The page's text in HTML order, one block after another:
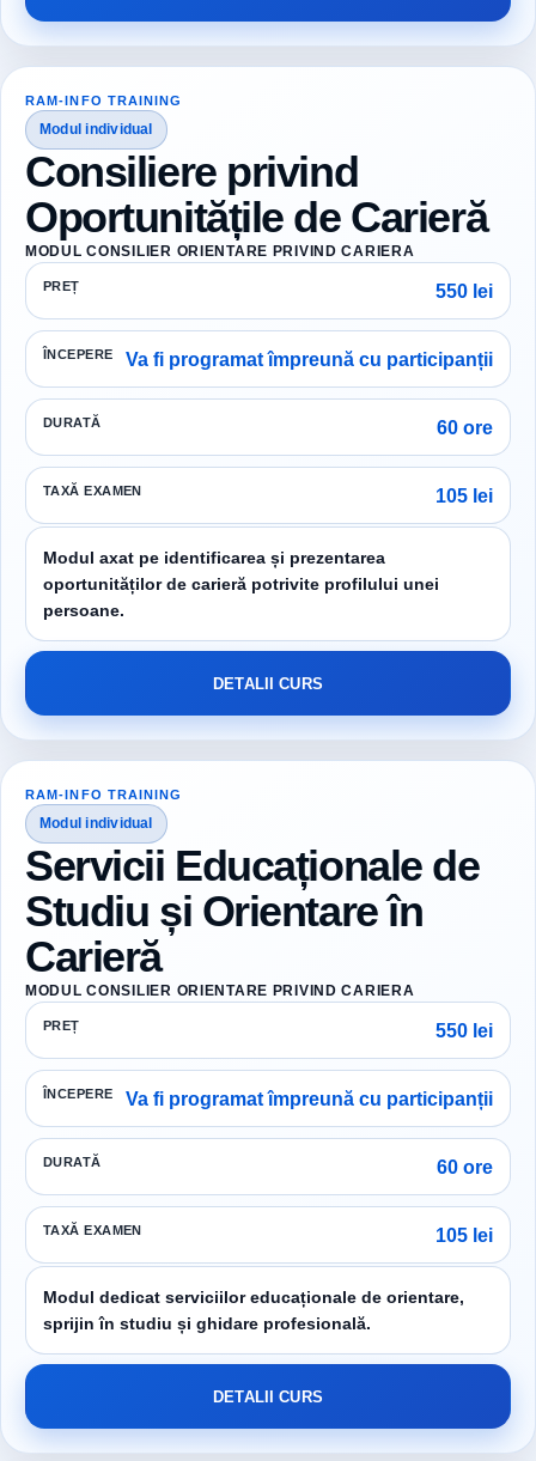
RAM-INFO TRAINING
Modul individual
Consiliere privind
Oportunitățile de Carieră
MODUL CONSILIER ORIENTARE PRIVIND CARIERA
PREȚ 550 lei
ÎNCEPERE Va fi programat împreună cu participanții
DURATĂ 60 ore
TAXĂ EXAMEN 105 lei
Modul axat pe identificarea și prezentarea
oportunităților de carieră potrivite profilului unei
persoane.
DETALII CURS
RAM-INFO TRAINING
Modul individual
Servicii Educaționale de
Studiu și Orientare în
Carieră
MODUL CONSILIER ORIENTARE PRIVIND CARIERA
PREȚ 550 lei
ÎNCEPERE Va fi programat împreună cu participanții
DURATĂ 60 ore
TAXĂ EXAMEN 105 lei
Modul dedicat serviciilor educaționale de orientare,
sprijin în studiu și ghidare profesională.
DETALII CURS